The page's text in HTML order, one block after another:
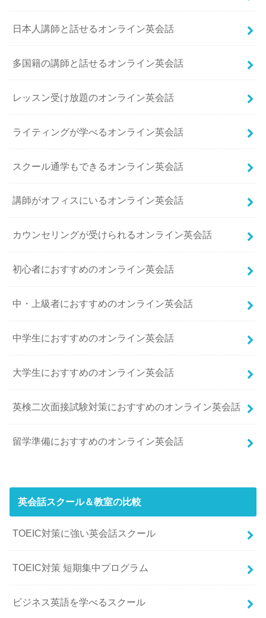
日本人講師と話せるオンライン英会話
多国籍の講師と話せるオンライン英会話
レッスン受け放題のオンライン英会話
ライティングが学べるオンライン英会話
スクール通学もできるオンライン英会話
講師がオフィスにいるオンライン英会話
カウンセリングが受けられるオンライン英会話
初心者におすすめのオンライン英会話
中・上級者におすすめのオンライン英会話
中学生におすすめのオンライン英会話
大学生におすすめのオンライン英会話
英検二次面接試験対策におすすめのオンライン英会話
留学準備におすすめのオンライン英会話
英会話スクール＆教室の比較
TOEIC対策に強い英会話スクール
TOEIC対策 短期集中プログラム
ビジネス英語を学べるスクール